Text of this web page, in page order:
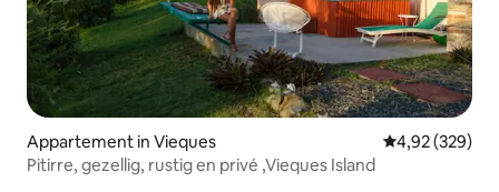
Appartement in Vieques Gemiddelde
4,92 (329)
Pitirre, gezellig, rustig en privé ,Vieques Island